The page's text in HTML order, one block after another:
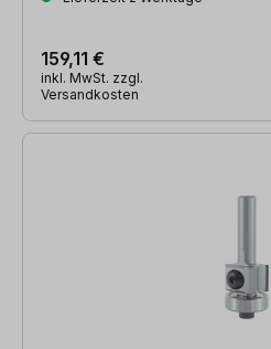
159,11 €
inkl. MwSt. zzgl.
Versandkosten